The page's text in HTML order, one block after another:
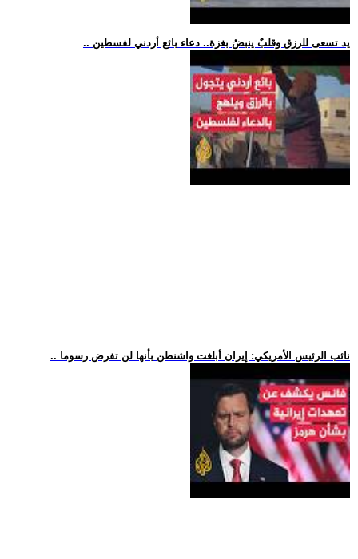
.. يد تسعى للرزق وقلبٌ ينبضُ بغزة.. دعاء بائع أردني لفسطين
.. نائب الرئيس الأمريكي: إيران أبلغت واشنطن بأنها لن تفرض رسوما